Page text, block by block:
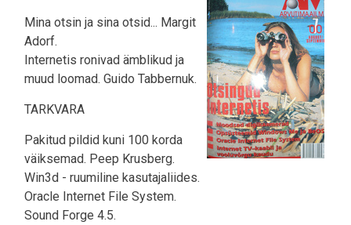
Mina otsin ja sina otsid... Margit
Adorf.
Internetis ronivad ämblikud ja
muud loomad. Guido Tabbernuk.
TARKVARA
Pakitud pildid kuni 100 korda
väiksemad. Peep Krusberg.
Win3d - ruumiline kasutajaliides.
Oracle Internet File System.
Sound Forge 4.5.